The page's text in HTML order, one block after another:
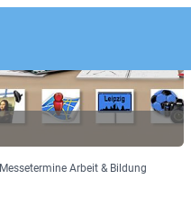
Messetermine Arbeit & Bildung